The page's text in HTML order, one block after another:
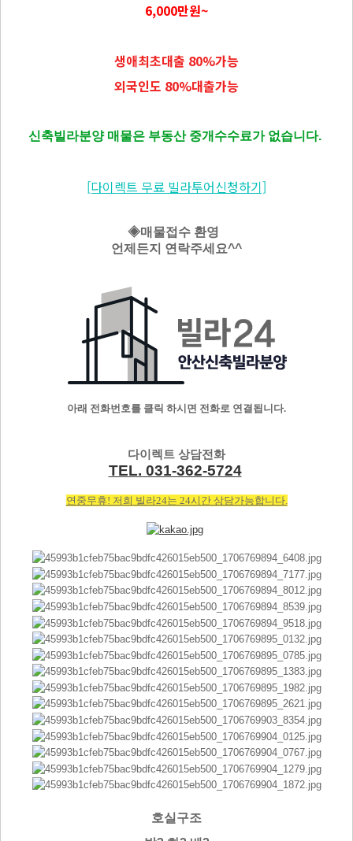
6,000만원~
생애최초대출 80%가능
외국인도 80%대출가능
신축빌라분양 매물은 부동산 중개수수료가 없습니다.
[다이렉트 무료 빌라투어신청하기]
◈매물접수 환영
언제든지 연락주세요^^
아래 전화번호를 클릭 하시면 전화로 연결됩니다.
다이렉트 상담전화
TEL. 031-362-5724
연중무휴! 저희 빌라24는 24시간 상담가능합니다.
호실구조